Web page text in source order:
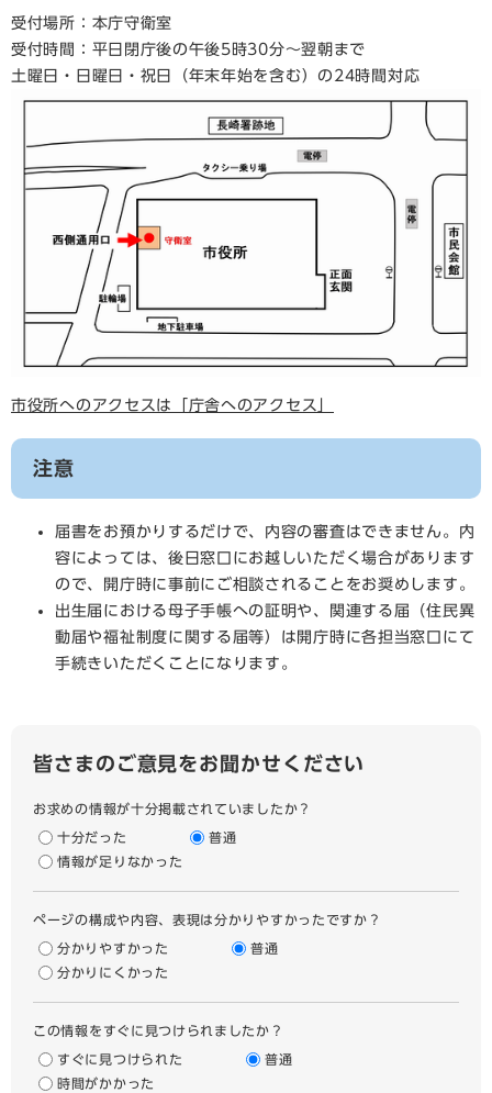
受付場所：本庁守衛室
受付時間：平日閉庁後の午後5時30分～翌朝まで
土曜日・日曜日・祝日（年末年始を含む）の24時間対応
市役所へのアクセスは「庁舎へのアクセス」
注意
届書をお預かりするだけで、内容の審査はできません。内
容によっては、後日窓口にお越しいただく場合があります
ので、開庁時に事前にご相談されることをお奨めします。
出生届における母子手帳への証明や、関連する届（住民異
動届や福祉制度に関する届等）は開庁時に各担当窓口にて
手続きいただくことになります。
皆さまのご意見をお聞かせください
お求めの情報が十分掲載されていましたか？
十分だった
普通
情報が足りなかった
ページの構成や内容、表現は分かりやすかったですか？
分かりやすかった
普通
分かりにくかった
この情報をすぐに見つけられましたか？
すぐに見つけられた
普通
時間がかかった